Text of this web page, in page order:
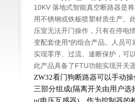
10KV 落地式智能真空断路器是
用不锈钢或铁板喷塑材质生产。
压室无法开门操作，只有在停电
变配套使用*的组合产品。人员
实现零序、过流、速断保护，可
此产品具备了FTU功能实现开关
ZW32看门狗断路器可以手动
三部分组成(隔离开关由用户